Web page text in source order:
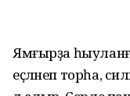
Ямғырҙа
еҫләнеп торһа,